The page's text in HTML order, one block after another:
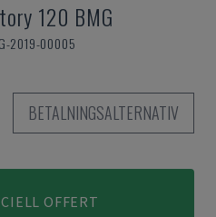
120 BMG
2019-00005
BETALNINGSALTERNATIV
OFFERT